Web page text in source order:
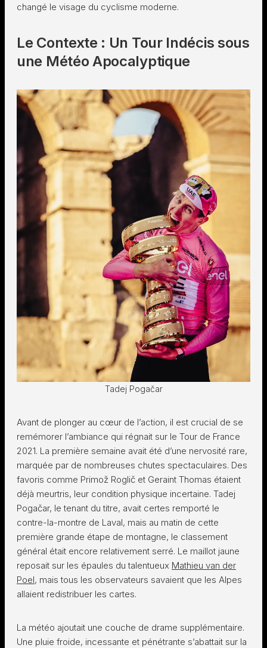
changé le visage du cyclisme moderne.
Le Contexte : Un Tour Indécis sous
une Météo Apocalyptique
Tadej Pogačar
Avant de plonger au cœur de l’action, il est crucial de se
remémorer l’ambiance qui régnait sur le Tour de France
2021. La première semaine avait été d’une nervosité rare,
marquée par de nombreuses chutes spectaculaires. Des
favoris comme Primož Roglič et Geraint Thomas étaient
déjà meurtris, leur condition physique incertaine. Tadej
Pogačar, le tenant du titre, avait certes remporté le
contre-la-montre de Laval, mais au matin de cette
première grande étape de montagne, le classement
général était encore relativement serré. Le maillot jaune
reposait sur les épaules du talentueux Mathieu van der
Poel, mais tous les observateurs savaient que les Alpes
allaient redistribuer les cartes.
La météo ajoutait une couche de drame supplémentaire.
Une pluie froide, incessante et pénétrante s’abattait sur la